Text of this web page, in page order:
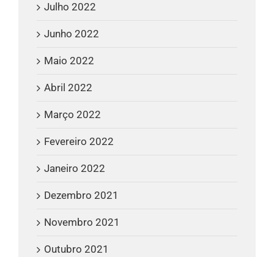
Julho 2022
Junho 2022
Maio 2022
Abril 2022
Março 2022
Fevereiro 2022
Janeiro 2022
Dezembro 2021
Novembro 2021
Outubro 2021